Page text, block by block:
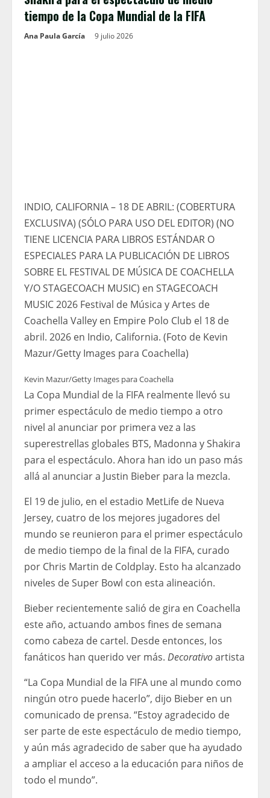
tiempo de la Copa Mundial de la FIFA
Ana Paula García 9 julio 2026
INDIO, CALIFORNIA – 18 DE ABRIL: (COBERTURA
EXCLUSIVA) (SÓLO PARA USO DEL EDITOR) (NO
TIENE LICENCIA PARA LIBROS ESTÁNDAR O
ESPECIALES PARA LA PUBLICACIÓN DE LIBROS
SOBRE EL FESTIVAL DE MÚSICA DE COACHELLA
Y/O STAGECOACH MUSIC) en STAGECOACH
MUSIC 2026 Festival de Música y Artes de
Coachella Valley en Empire Polo Club el 18 de
abril. 2026 en Indio, California. (Foto de Kevin
Mazur/Getty Images para Coachella)
Kevin Mazur/Getty Images para Coachella
La Copa Mundial de la FIFA realmente llevó su
primer espectáculo de medio tiempo a otro
nivel al anunciar por primera vez a las
superestrellas globales BTS, Madonna y Shakira
para el espectáculo. Ahora han ido un paso más
allá al anunciar a Justin Bieber para la mezcla.
El 19 de julio, en el estadio MetLife de Nueva
Jersey, cuatro de los mejores jugadores del
mundo se reunieron para el primer espectáculo
de medio tiempo de la final de la FIFA, curado
por Chris Martin de Coldplay. Esto ha alcanzado
niveles de Super Bowl con esta alineación.
Bieber recientemente salió de gira en Coachella
este año, actuando ambos fines de semana
como cabeza de cartel. Desde entonces, los
fanáticos han querido ver más. Decorativoartista
“La Copa Mundial de la FIFA une al mundo como
ningún otro puede hacerlo”, dijo Bieber en un
comunicado de prensa. “Estoy agradecido de
ser parte de este espectáculo de medio tiempo,
y aún más agradecido de saber que ha ayudado
a ampliar el acceso a la educación para niños de
todo el mundo”.